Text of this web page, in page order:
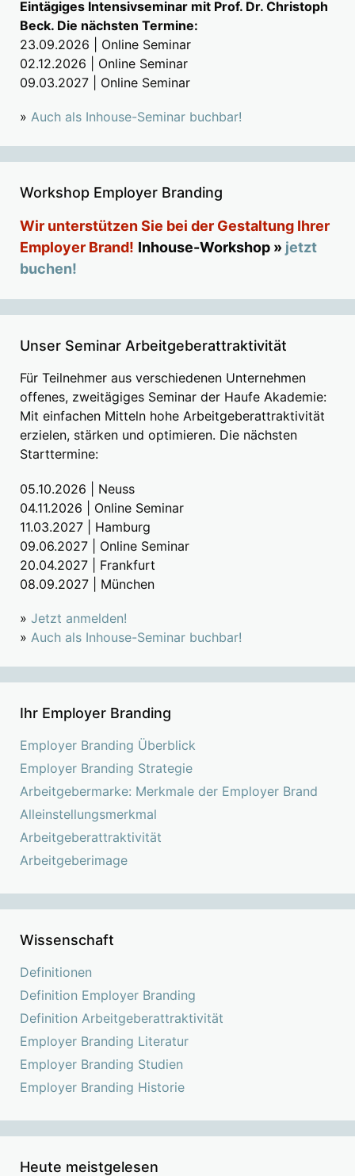
Eintägiges Intensivseminar mit Prof. Dr. Christoph
Beck. Die nächsten Termine:
23.09.2026 | Online Seminar
02.12.2026 | Online Seminar
09.03.2027 | Online Seminar
» Auch als Inhouse-Seminar buchbar!
Workshop Employer Branding
Wir unterstützen Sie bei der Gestaltung Ihrer
Employer Brand! Inhouse-Workshop » jetzt
buchen!
Unser Seminar Arbeitgeberattraktivität
Für Teilnehmer aus verschiedenen Unternehmen
offenes, zweitägiges Seminar der Haufe Akademie:
Mit einfachen Mitteln hohe Arbeitgeberattraktivität
erzielen, stärken und optimieren. Die nächsten
Starttermine:
05.10.2026 | Neuss
04.11.2026 | Online Seminar
11.03.2027 | Hamburg
09.06.2027 | Online Seminar
20.04.2027 | Frankfurt
08.09.2027 | München
» Jetzt anmelden!
» Auch als Inhouse-Seminar buchbar!
Ihr Employer Branding
Employer Branding Überblick
Employer Branding Strategie
Arbeitgebermarke: Merkmale der Employer Brand
Alleinstellungsmerkmal
Arbeitgeberattraktivität
Arbeitgeberimage
Wissenschaft
Definitionen
Definition Employer Branding
Definition Arbeitgeberattraktivität
Employer Branding Literatur
Employer Branding Studien
Employer Branding Historie
Heute meistgelesen